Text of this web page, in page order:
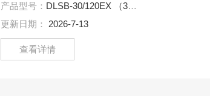
低温循环中采用低温制冷.....
产品型号： DLSB-30/120EX （30L）
更新日期：
2026-7-13
查看详情